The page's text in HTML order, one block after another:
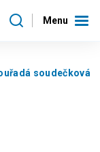
Menu
soudečková